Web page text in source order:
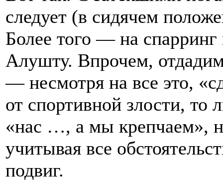
следует (в сидячем
Более того — на спарринг
Алушту. Впрочем,
— несмотря на все это,
от спортивной злости, то
«нас …, а мы крепчаем»,
учитывая все
подвиг.